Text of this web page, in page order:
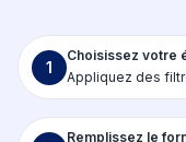
1
Choisissez votre
Appliquez des
Remplissez le